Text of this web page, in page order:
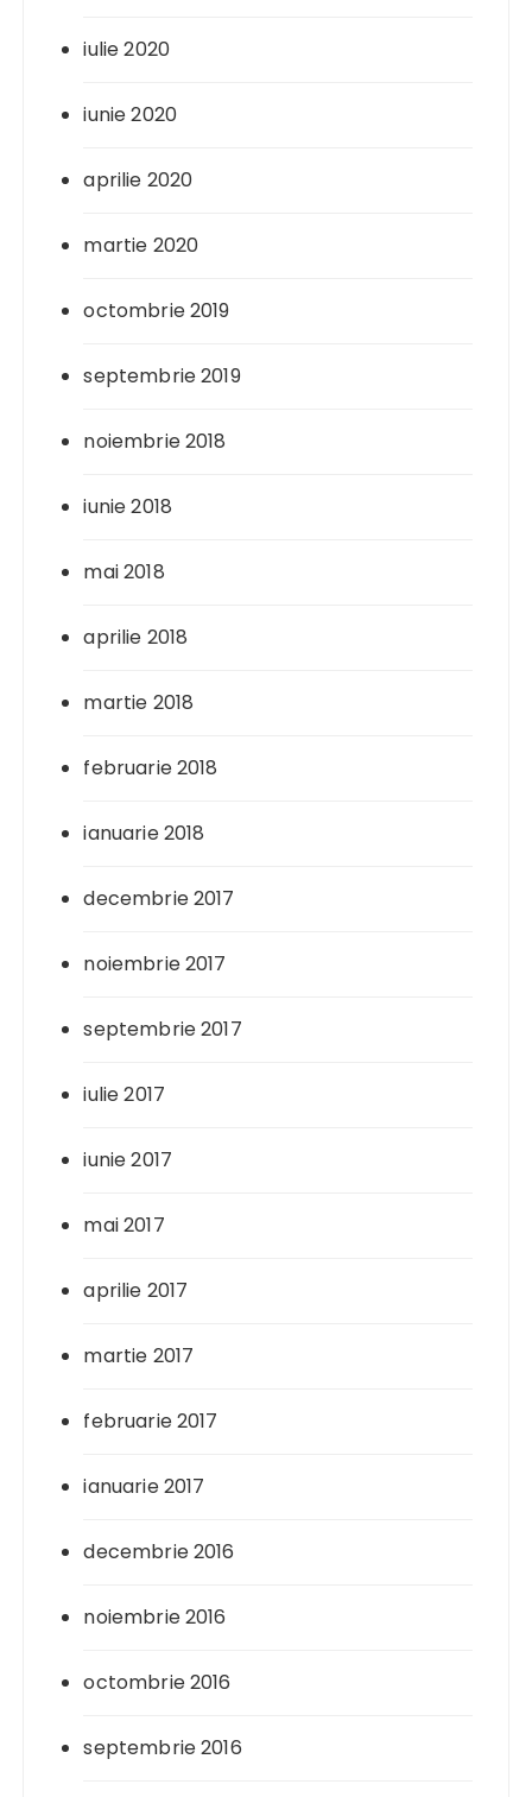
iulie 2020
iunie 2020
aprilie 2020
martie 2020
octombrie 2019
septembrie 2019
noiembrie 2018
iunie 2018
mai 2018
aprilie 2018
martie 2018
februarie 2018
ianuarie 2018
decembrie 2017
noiembrie 2017
septembrie 2017
iulie 2017
iunie 2017
mai 2017
aprilie 2017
martie 2017
februarie 2017
ianuarie 2017
decembrie 2016
noiembrie 2016
octombrie 2016
septembrie 2016